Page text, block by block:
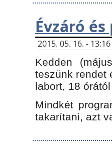
Évzáró
2015. 05. 16. -
Kedden
teszünk rendet
labort, 18
Mindkét
takarítani, azt